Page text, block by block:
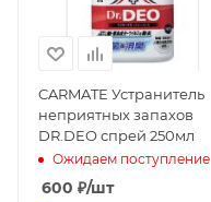
CARMATE Устранитель
неприятных запахов
DR.DEO спрей 250мл
Ожидаем поступление
600 ₽/шт